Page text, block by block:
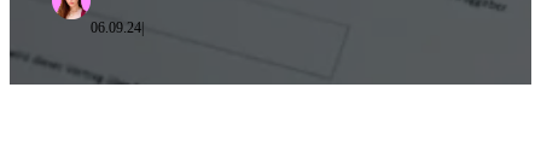
06.09.24